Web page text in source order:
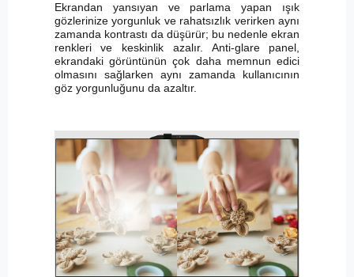
Ekrandan yansıyan ve parlama yapan ışık
gözlerinize yorgunluk ve rahatsızlık verirken aynı
zamanda kontrastı da düşürür; bu nedenle ekran
renkleri ve keskinlik azalır. Anti-glare panel,
ekrandaki görüntünün çok daha memnun edici
olmasını sağlarken aynı zamanda kullanıcının
göz yorgunluğunu da azaltır.